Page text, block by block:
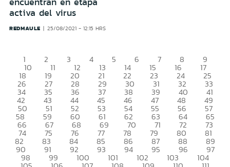
activa del virus
REDMAULE 25/08/2021 - 12:15 HRS
1 2 3 4 5 6 7 8 9
10 11 12 13 14 15 16 17
18 19 20 21 22 23 24 25
26 27 28 29 30 31 32 33
34 35 36 37 38 39 40 41
42 43 44 45 46 47 48 49
50 51 52 53 54 55 56 57
58 59 60 61 62 63 64 65
66 67 68 69 70 71 72 73
74 75 76 77 78 79 80 81
82 83 84 85 86 87 88 89
90 91 92 93 94 95 96 97
98 99 100 101 102 103 104